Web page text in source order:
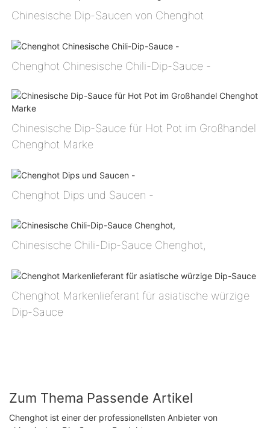
Chinesische Dip-Saucen von Chenghot
Chenghot Chinesische Chili-Dip-Sauce -
Chinesische Dip-Sauce für Hot Pot im Großhandel
Chenghot Marke
Chenghot Dips und Saucen -
Chinesische Chili-Dip-Sauce Chenghot,
Chenghot Markenlieferant für asiatische würzige
Dip-Sauce
Zum Thema Passende Artikel
Chenghot ist einer der professionellsten Anbieter von